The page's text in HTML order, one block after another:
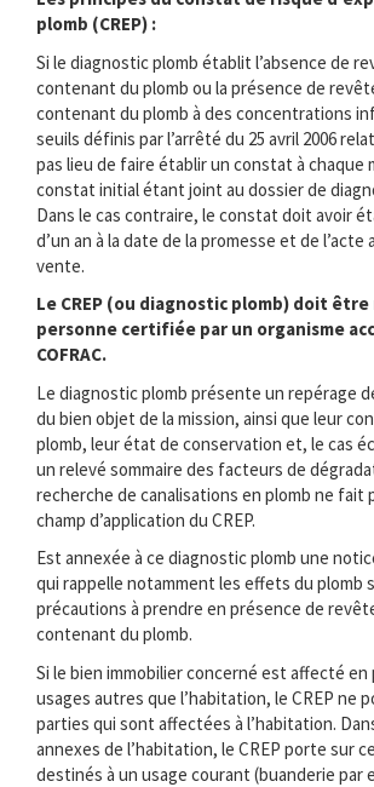
plomb (CREP) :
Si le diagnostic plomb établit l’absence de
contenant du plomb ou la présence de
contenant du plomb à des concentrations
seuils définis par l’arrêté du 25 avril 2006
pas lieu de faire établir un constat à chaque
constat initial étant joint au dossier de
Dans le cas contraire, le constat doit avoir
d’un an à la date de la promesse et de
vente.
Le CREP (ou diagnostic plomb) doit
personne certifiée par un organisme
COFRAC.
Le diagnostic plomb présente un repérage
du bien objet de la mission, ainsi que leur
plomb, leur état de conservation et, le cas
un relevé sommaire des facteurs de
recherche de canalisations en plomb ne fait
champ d’application du CREP.
Est annexée à ce diagnostic plomb une
qui rappelle notamment les effets du plomb
précautions à prendre en présence de
contenant du plomb.
Si le bien immobilier concerné est affecté en
usages autres que l’habitation, le CREP ne
parties qui sont affectées à l’habitation.
annexes de l’habitation, le CREP porte sur
destinés à un usage courant (buanderie par